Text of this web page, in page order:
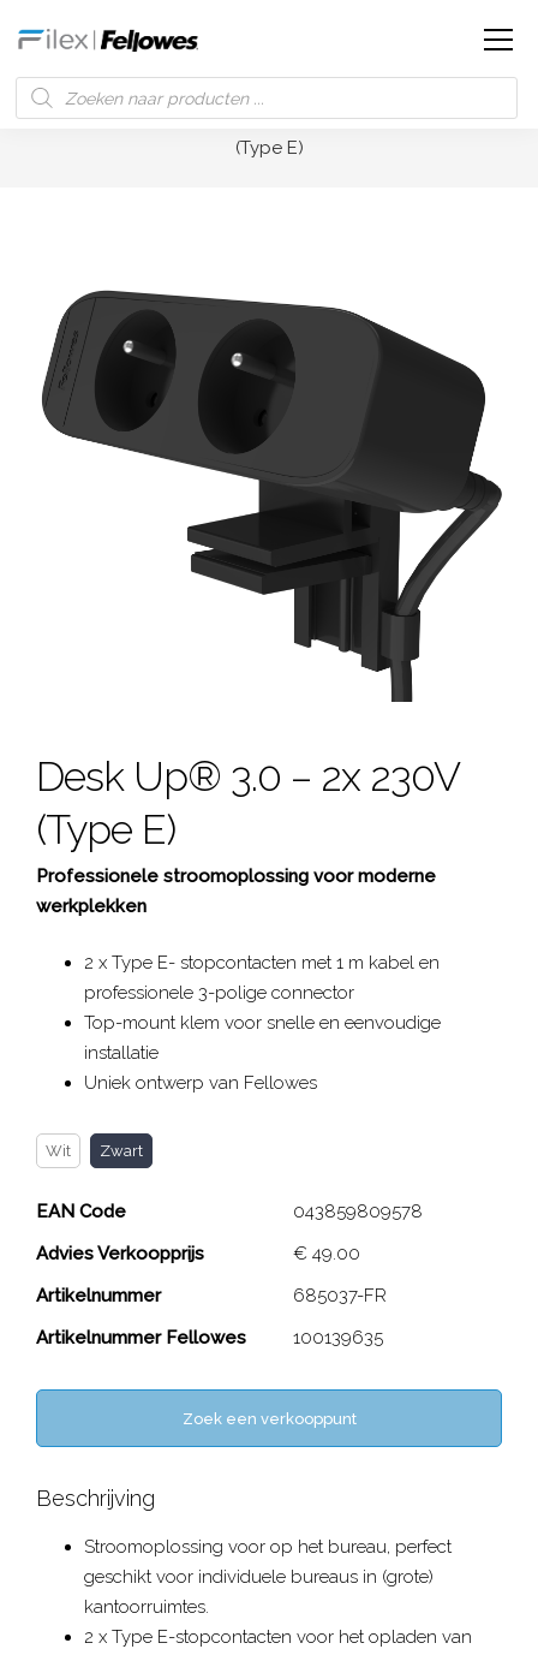
Filex | Fellowes Producten
Desk Up® 3.0 – 2x 230V
(Type E)
Desk Up® 3.0 – 2x 230V
(Type E)
Professionele stroomoplossing voor moderne
werkplekken
2 x Type E- stopcontacten met 1 m kabel en
professionele 3-polige connector
Top-mount klem voor snelle en eenvoudige
installatie
Uniek ontwerp van Fellowes
Wit Zwart
EAN Code
043859809578
Advies Verkoopprijs
€ 49.00
Artikelnummer
685037-FR
Artikelnummer Fellowes
100139635
Zoek een verkooppunt
Beschrijving
Stroomoplossing voor op het bureau, perfect
geschikt voor individuele bureaus in (grote)
kantoorruimtes.
2 x Type E-stopcontacten voor het opladen van